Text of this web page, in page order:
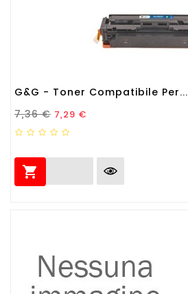
G&G - Toner Compatibile Per...
Prezzo Standard
7,36 € Prezzo
7,29 €
